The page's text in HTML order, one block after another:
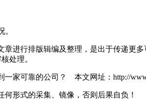
进行排版辑编及整理，是出于传递更
处理。
家可靠的公司？ 本文网址：http://
形式的采集、镜像，否则后果自负！